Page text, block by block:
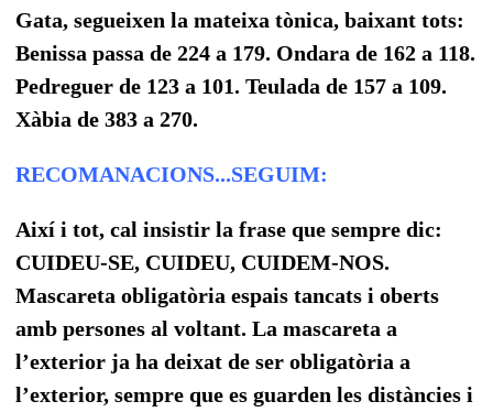
Gata, segueixen la mateixa tònica, baixant tots:
Benissa passa de 224 a 179. Ondara de 162 a 118.
Pedreguer de 123 a 101. Teulada de 157 a 109.
Xàbia de 383 a 270.
RECOMANACIONS...SEGUIM:
Així i tot, cal insistir la frase que sempre dic:
CUIDEU-SE, CUIDEU, CUIDEM-NOS.
Mascareta obligatòria espais tancats i oberts
amb persones al voltant. La mascareta a
l’exterior ja ha deixat de ser obligatòria a
l’exterior, sempre que es guarden les distàncies i